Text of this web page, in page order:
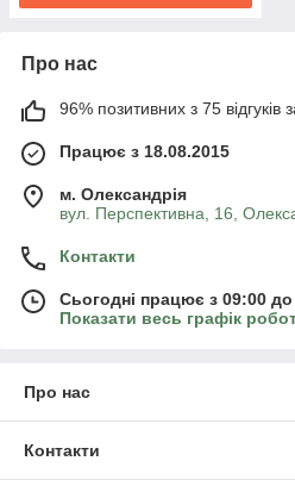
Про нас
96% позитивних з 75 відгуків
Працює з 18.08.2015
м. Олександрія
вул. Перспективна, 16,
Контакти
Сьогодні працює з 09:00
Показати весь графік
Про нас
Контакти